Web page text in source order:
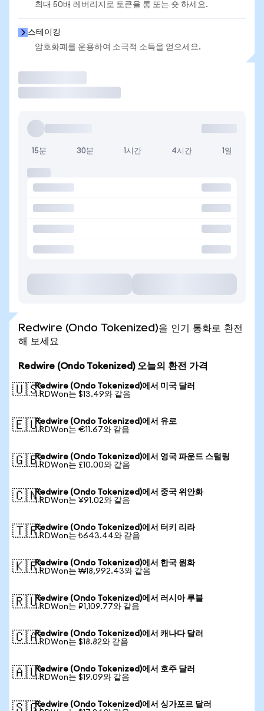
최대 50배 레버리지로 토큰을 롱 또는 숏 하세요.
스테이킹
암호화폐를 운용하여 소극적 소득을 얻으세요.
15분 30분 1시간 4시간 1일
Redwire (Ondo Tokenized)을 인기 통화로 환전
해 보세요
Redwire (Ondo Tokenized) 오늘의 환전 가격
🇺🇸Redwire (Ondo Tokenized)에서 미국 달러
1 RDWon는 $13.49와 같음
🇪🇺Redwire (Ondo Tokenized)에서 유로
1 RDWon는 €11.67와 같음
🇬🇧Redwire (Ondo Tokenized)에서 영국 파운드 스털링
1 RDWon는 £10.00와 같음
🇨🇳Redwire (Ondo Tokenized)에서 중국 위안화
1 RDWon는 ¥91.02와 같음
🇹🇷Redwire (Ondo Tokenized)에서 터키 리라
1 RDWon는 ₺643.44와 같음
🇰🇷Redwire (Ondo Tokenized)에서 한국 원화
1 RDWon는 ₩18,992.43와 같음
🇷🇺Redwire (Ondo Tokenized)에서 러시아 루블
1 RDWon는 ₽1,109.77와 같음
🇨🇦Redwire (Ondo Tokenized)에서 캐나다 달러
1 RDWon는 $18.82와 같음
🇦🇺Redwire (Ondo Tokenized)에서 호주 달러
1 RDWon는 $19.09와 같음
Redwire (Ondo Tokenized)에서 싱가포르 달러